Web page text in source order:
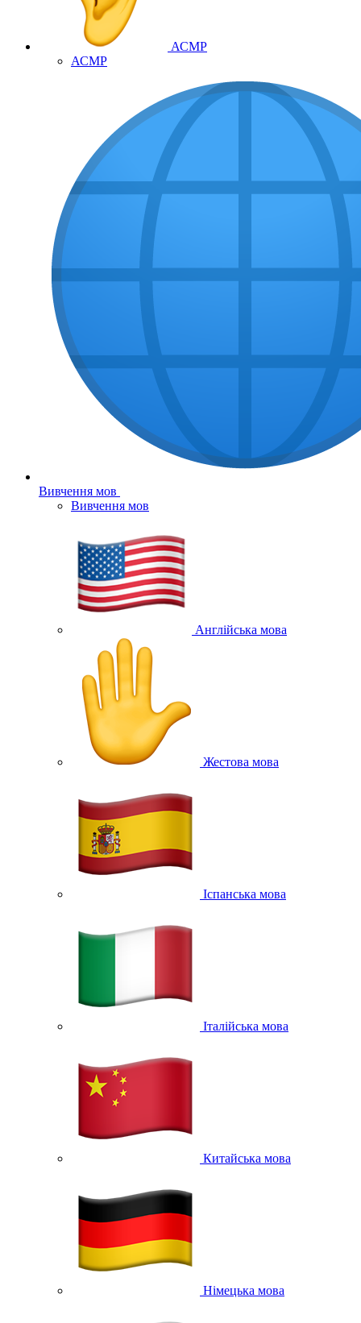
АСМР
АСМР
Вивчення мов
Вивчення мов
Англійська мова
Жестова мова
Іспанська мова
Італійська мова
Китайська мова
Німецька мова